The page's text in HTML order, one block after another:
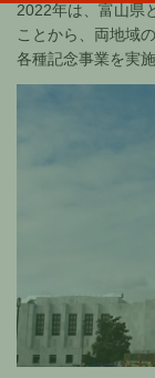
2022年は、富山県
ことから、両地域
各種記念事業を実